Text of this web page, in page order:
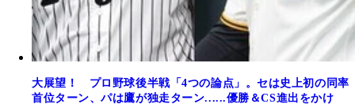
大展望！ プロ野球後半戦「4つの論点」。セは史上初の同率
首位ターン、パは鷹が独走ターン......優勝＆CS進出をかけ